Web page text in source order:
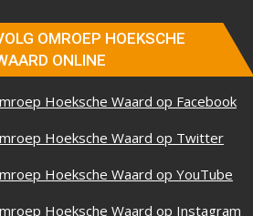
OMROEP HOEKSCHE
ONLINE
Hoeksche Waard op Facebook
Hoeksche Waard op Twitter
Hoeksche Waard op YouTube
Hoeksche Waard op Instagram